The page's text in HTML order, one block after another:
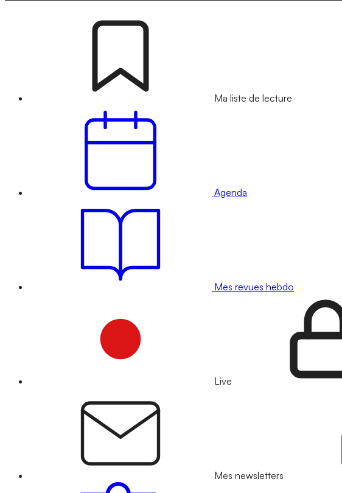
Ma liste de lecture
Agenda
Mes revues hebdo
Live
Mes newsletters